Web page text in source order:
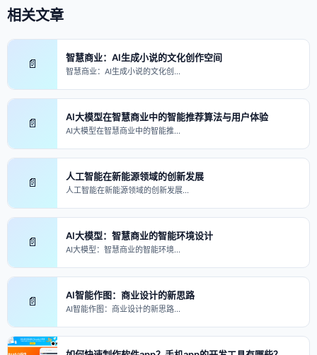
相关文章
📄 智慧商业：AI生成小说的文化创作空间
智慧商业：AI生成小说的文化创…
📄 AI大模型在智慧商业中的智能推荐算法与用户体验
AI大模型在智慧商业中的智能推…
📄 人工智能在新能源领域的创新发展
人工智能在新能源领域的创新发展…
📄 AI大模型：智慧商业的智能环境设计
AI大模型：智慧商业的智能环境…
📄 AI智能作图：商业设计的新思路
AI智能作图：商业设计的新思路…